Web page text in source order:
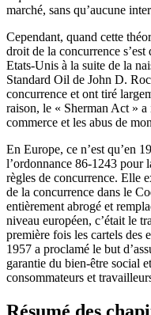
marché, sans qu’aucune
Cependant, quand cette
droit de la concurrence
Etats-Unis à la suite de la
Standard Oil de John D.
concurrence et ont tiré
raison, le « Sherman Act »
commerce et les abus de
En Europe, ce n’est qu’en
l’ordonnance 86-1243 pour
règles de concurrence. Elle
de la concurrence dans le
entièrement abrogé et
niveau européen, c’était le
première fois les cartels des
1957 a proclamé le but
garantie du bien-être social
consommateurs et